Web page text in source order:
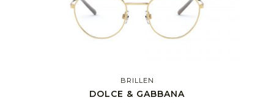
BRILLEN
DOLCE & GABBANA